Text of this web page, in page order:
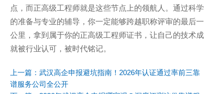
点，而正高级工程师就是这些节点上的领航人。通过科学
的准备与专业的辅导，你一定能够跨越职称评审的最后一
公里，拿到属于你的正高级工程师证书，让自己的技术成
就被行业认可，被时代铭记。
上一篇： 武汉高企申报避坑指南！2026年认证通过率前三靠
谱服务公司全公开